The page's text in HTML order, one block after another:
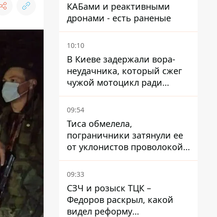
КАБами и реактивными
дронами - есть раненые
10:10
В Киеве задержали вора-
неудачника, который сжег
чужой мотоцикл ради
содержимого багажника
09:54
Тиса обмелела,
пограничники затянули ее
от уклонистов проволокой
Егоза, которая убивает
диких животных -
тревогу
09:33
СЗЧ и розыск ТЦК –
Федоров раскрыл, какой
видел реформу